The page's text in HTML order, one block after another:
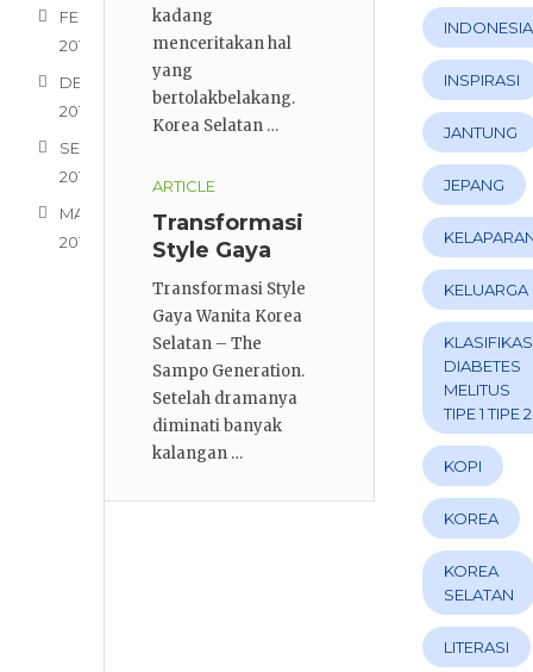
FEBRUARI
2019
DESEMBER
2018
SEPTEMBER
2018
MARET
2014
kadang
menceritakan hal
yang
bertolakbelakang.
Korea Selatan …
ARTICLE
Transformasi
Style Gaya
Wanita Korea
Selatan – The
Sampo
Generation
Transformasi Style
Gaya Wanita Korea
Selatan – The
Sampo Generation.
Setelah dramanya
diminati banyak
kalangan …
INDONESIA
INSPIRASI
JANTUNG
JEPANG
KELUARGA
DIABETES
MELITUS
TIPE 1 TIPE 2
KOPI
KOREA
KOREA
SELATAN
LITERASI